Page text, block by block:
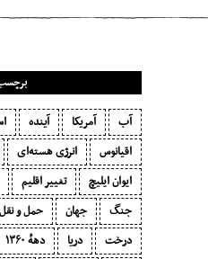
آب آمریکا آینده
اقیانوس
انرژی هسته‌ای
ایوان ایلیچ
تغییر اقلیم
جنگ
جهان حمل و نقل
درخت
دریا دههٔ ۱‍۳۶۰